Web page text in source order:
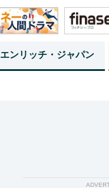
エンリッチ・ジャパン